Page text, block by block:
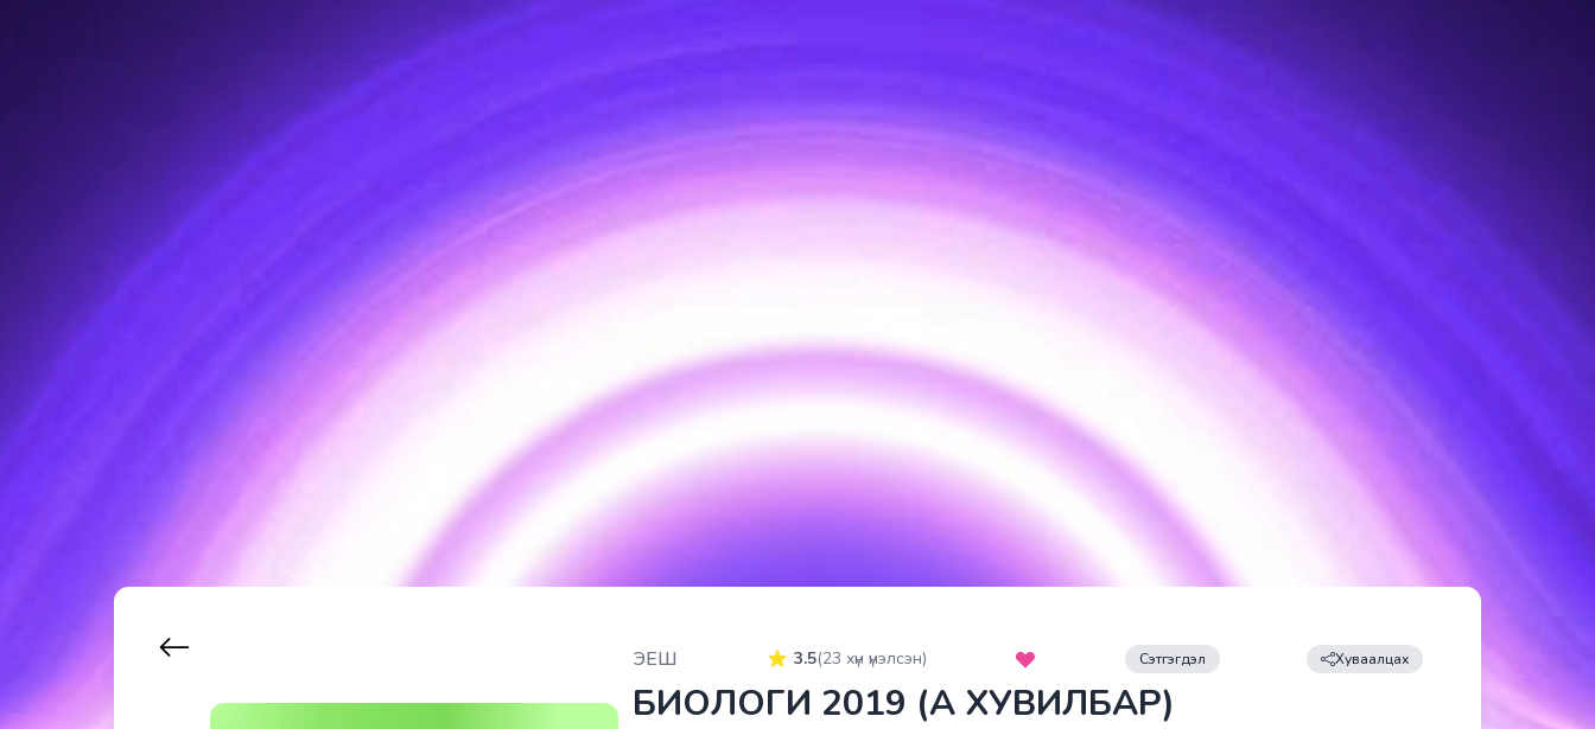
ЭЕШ 3.5(23 хүн үнэлсэн) Сэтгэгдэл Хуваалцах
БИОЛОГИ 2019 (A ХУВИЛБАР)